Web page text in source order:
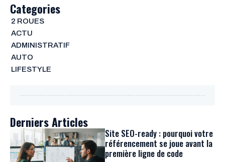
Categories
2 ROUES
ACTU
ADMINISTRATIF
AUTO
LIFESTYLE
Derniers Articles
Site SEO-ready : pourquoi votre
référencement se joue avant la
première ligne de code